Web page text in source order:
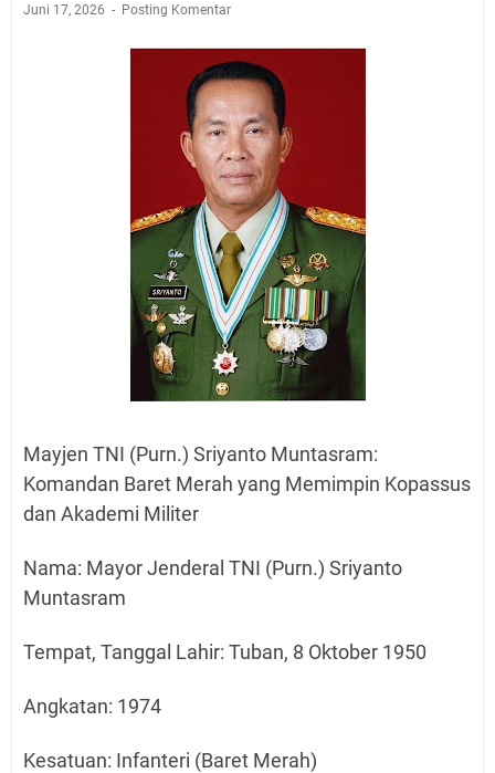
Juni 17, 2026 Posting Komentar
Mayjen TNI (Purn.) Sriyanto Muntasram:
Komandan Baret Merah yang Memimpin Kopassus
dan Akademi Militer
Nama: Mayor Jenderal TNI (Purn.) Sriyanto
Muntasram
Tempat, Tanggal Lahir: Tuban, 8 Oktober 1950
Angkatan: 1974
Kesatuan: Infanteri (Baret Merah)